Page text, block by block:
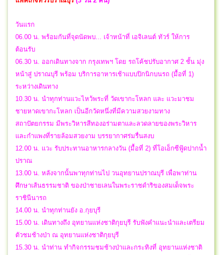
วันแรก
06.00 น. พร้อมกันที่จุดนัดพบ... เจ้าหน้าที่ เอจิเลนต์ ทัวร์ ให้การ
ต้อนรับ
06.30 น. ออกเดินทางจาก กรุงเทพฯ โดย รถโค้ชปรับอากาศ 2 ชั้น มุ่ง
หน้าสู่ ปราณบุรี พร้อม บริการอาหารเช้าแบบปิกนิกบนรถ (มื้อที่ 1)
ระหว่างเดินทาง
10.30 น. นำทุกท่านแวะไหว้พระที่ วัดเขากะโหลก และ แวะมาชม
ชายหาดเขากะโหลก เป็นอีกวัดหนึ่งที่มีความสวยงามทาง
สถาปัตยกรรม มีพระวิหารสีทองอร่ามตาและลวดลายของพระวิหาร
และกำแพงที่รายล้อมสวยงาม บรรยากาศร่มรื่นสงบ
12.00 น. แวะ รับประทานอาหารกลางวัน (มื้อที่ 2) ที่โอเอ็กซีฟู้ดปากน้ำ
ปราณ
13.00 น. หลังจากนั้นพาทุกท่านไป วนอุทยานปราณบุรี เพื่อพาท่าน
ศึกษาเส้นธรรมชาติ ของป่าชายเลนในพระราชดำริของสมเด็จพระ
ราชินีนารถ
14.00 น. นำทุกท่านยัง อ.กุยบุรี
15.00 น. เดินทางถึง อุทยานแห่งชาติกุยบุรี รับฟังคำแนะนำและเตรียม
ตัวชมช้างป่า ณ อุทยานแห่งชาติกุยบุรี
15.30 น. นำท่าน ทำกิจกรรมชมช้างป่าและกระทิงที่ อุทยานแห่งชาติ